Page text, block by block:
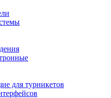
для турникетов